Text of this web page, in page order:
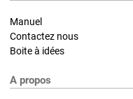
Manuel
Contactez nous
Boite à idées
A propos